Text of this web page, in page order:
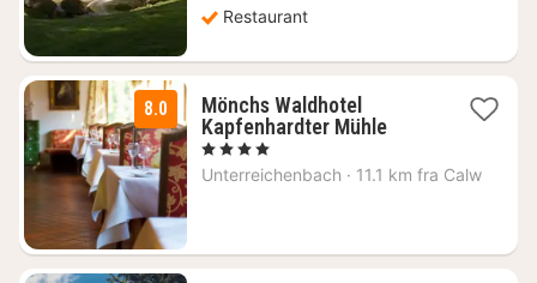
Restaurant
8.0
Mönchs Waldhotel
Kapfenhardter Mühle2
fra
, 4 Stjerner
Unterreichenbach · 11.1 km fra Calw